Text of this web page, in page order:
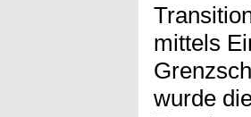
mittels
wurde